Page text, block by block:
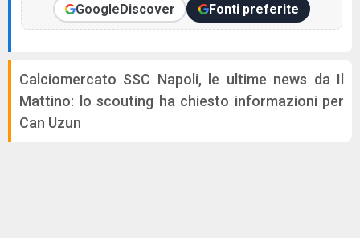
GoogleDiscover Fonti preferite
Calciomercato SSC Napoli, le ultime news da Il
Mattino: lo scouting ha chiesto informazioni per
Can Uzun